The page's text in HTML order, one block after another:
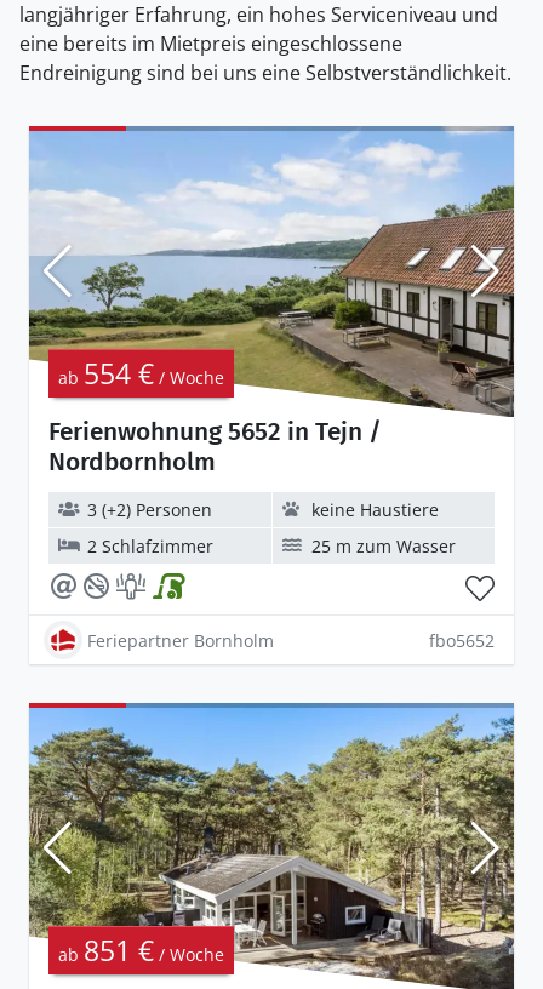
langjähriger Erfahrung, ein hohes Serviceniveau und
eine bereits im Mietpreis eingeschlossene
Endreinigung sind bei uns eine Selbstverständlichkeit.
Ferienwohnung 5652 in Tejn /
Nordbornholm
ab 554 € / Woche
3 (+2) Personen
keine Haustiere
2 Schlafzimmer
25 m zum Wasser
Feriepartner Bornholm fbo5652
ab 851 € / Woche